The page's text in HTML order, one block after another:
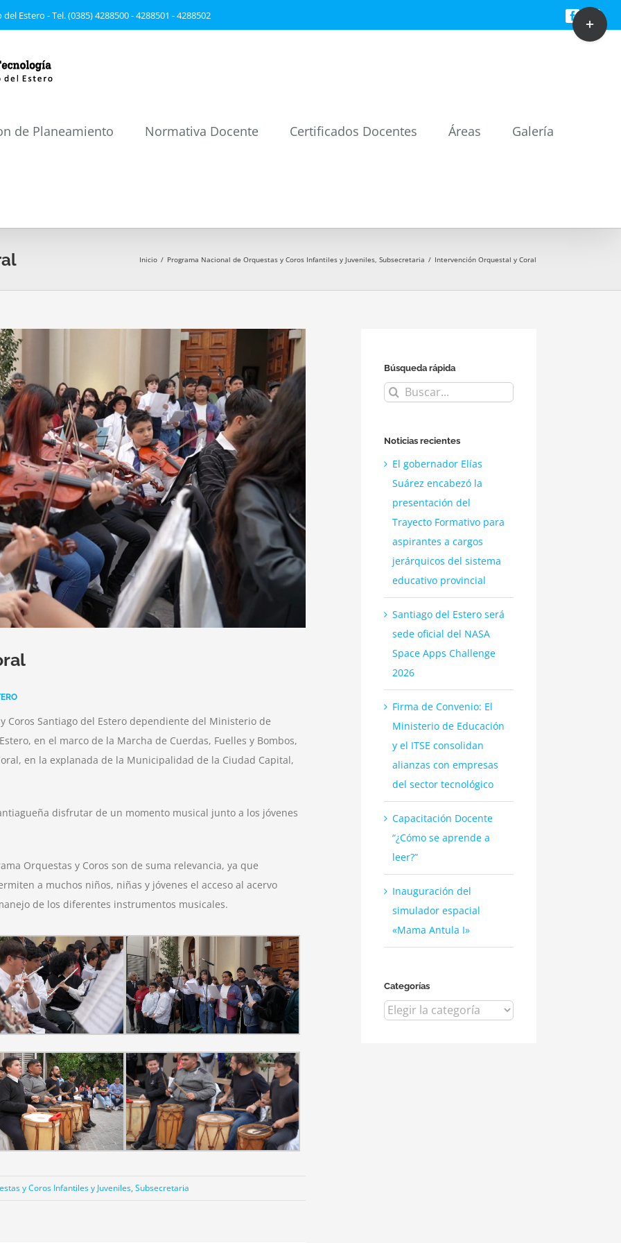
Estero - Tel. (0385) 4288500 - 4288501 - 4288502 Facebook
de Planeamiento Normativa Docente Certificados Docentes Áreas Galería
Inicio / Programa Nacional de Orquestas y Coros Infantiles y Juveniles, Subsecretaria / Intervención Orquestal y Coral
Coros Santiago del Estero dependiente del Ministerio de
en el marco de la Marcha de Cuerdas, Fuelles y Bombos,
en la explanada de la Municipalidad de la Ciudad Capital,
disfrutar de un momento musical junto a los jóvenes
Orquestas y Coros son de suma relevancia, ya que
a muchos niños, niñas y jóvenes el acceso al acervo
de los diferentes instrumentos musicales.
y Coros Infantiles y Juveniles, Subsecretaria
Búsqueda rápida
Buscar:
Noticias recientes
El gobernador Elías
Suárez encabezó la
presentación del
Trayecto Formativo para
aspirantes a cargos
jerárquicos del sistema
educativo provincial
Santiago del Estero será
sede oficial del NASA
Space Apps Challenge
2026
Firma de Convenio: El
Ministerio de Educación
y el ITSE consolidan
alianzas con empresas
del sector tecnológico
Capacitación Docente
“¿Cómo se aprende a
leer?”
Inauguración del
simulador espacial
«Mama Antula I»
Categorías
Categorías
Toggle
Sliding